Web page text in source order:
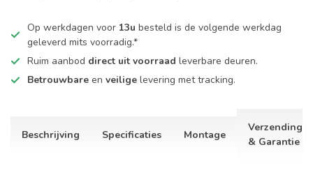
Op werkdagen voor 13u besteld is de volgende werkdag
geleverd mits voorradig.*
Ruim aanbod direct uit voorraad leverbare deuren.
Betrouwbare en veilige levering met tracking.
Beschrijving Specificaties Montage
Verzending
& Garantie